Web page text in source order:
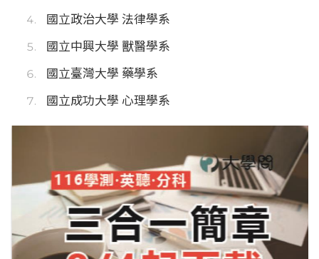
國立政治大學 法律學系
國立中興大學 獸醫學系
國立臺灣大學 藥學系
國立成功大學 心理學系